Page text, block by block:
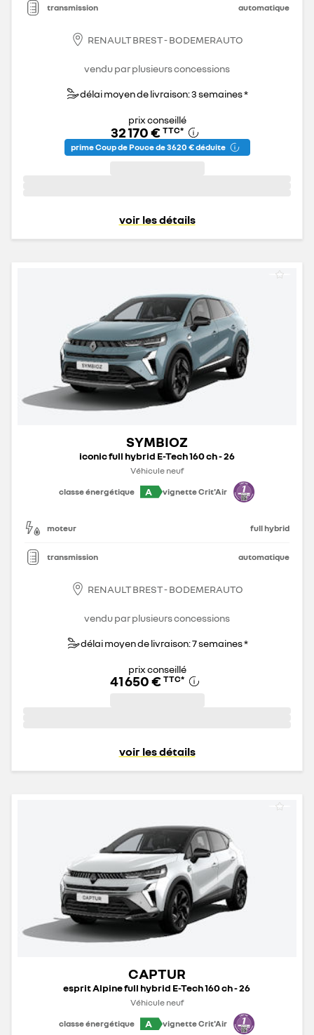
transmission automatique
RENAULT BREST - BODEMERAUTO
vendu par plusieurs concessions
délai moyen de livraison: 3 semaines *
prix conseillé
32 170 € TTC*
prime Coup de Pouce de 3 620 € déduite
voir les détails
SYMBIOZ
iconic full hybrid E-Tech 160 ch - 26
Véhicule neuf
classe énergétique
A vignette Crit'Air
moteur full hybrid
transmission automatique
RENAULT BREST - BODEMERAUTO
vendu par plusieurs concessions
délai moyen de livraison: 7 semaines *
prix conseillé
41 650 € TTC*
voir les détails
CAPTUR
esprit Alpine full hybrid E-Tech 160 ch - 26
Véhicule neuf
classe énergétique
A vignette Crit'Air